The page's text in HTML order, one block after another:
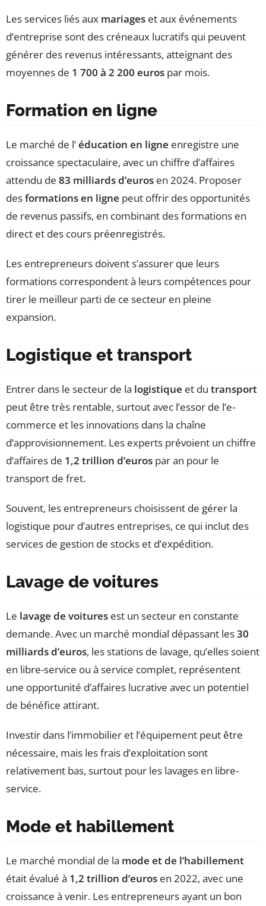
Les services liés aux mariages et aux événements
d’entreprise sont des créneaux lucratifs qui peuvent
générer des revenus intéressants, atteignant des
moyennes de 1 700 à 2 200 euros par mois.
Formation en ligne
Le marché de l’éducation en ligne enregistre une
croissance spectaculaire, avec un chiffre d’affaires
attendu de 83 milliards d’euros en 2024. Proposer
desformations en ligne peut offrir des opportunités
de revenus passifs, en combinant des formations en
direct et des cours préenregistrés.
Les entrepreneurs doivent s’assurer que leurs
formations correspondent à leurs compétences pour
tirer le meilleur parti de ce secteur en pleine
expansion.
Logistique et transport
Entrer dans le secteur de la logistique et du transport
peut être très rentable, surtout avec l’essor de l’e-
commerce et les innovations dans la chaîne
d’approvisionnement. Les experts prévoient un chiffre
d’affaires de 1,2 trillion d’euros par an pour le
transport de fret.
Souvent, les entrepreneurs choisissent de gérer la
logistique pour d’autres entreprises, ce qui inclut des
services de gestion de stocks et d’expédition.
Lavage de voitures
Le lavage de voitures est un secteur en constante
demande. Avec un marché mondial dépassant les30
milliards d’euros, les stations de lavage, qu’elles soient
en libre-service ou à service complet, représentent
une opportunité d’affaires lucrative avec un potentiel
de bénéfice attirant.
Investir dans l’immobilier et l’équipement peut être
nécessaire, mais les frais d’exploitation sont
relativement bas, surtout pour les lavages en libre-
service.
Mode et habillement
Le marché mondial de la mode et de l’habillement
était évalué à 1,2 trillion d’euros en 2022, avec une
croissance à venir. Les entrepreneurs ayant un bon